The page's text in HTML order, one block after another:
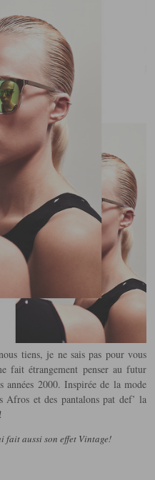
tiens, je ne sais pas pour vous
fait étrangement penser au futur
années 2000. Inspirée de la mode
Afros et des pantalons pat def’ la
fait aussi son effet Vintage!